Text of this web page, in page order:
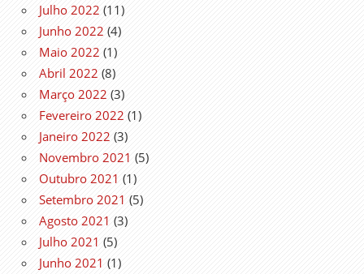
Julho 2022 (11)
Junho 2022 (4)
Maio 2022 (1)
Abril 2022 (8)
Março 2022 (3)
Fevereiro 2022 (1)
Janeiro 2022 (3)
Novembro 2021 (5)
Outubro 2021 (1)
Setembro 2021 (5)
Agosto 2021 (3)
Julho 2021 (5)
Junho 2021 (1)